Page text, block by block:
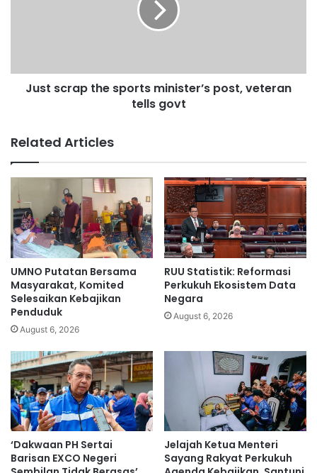
a
n
k
a
d
a
s
u
b
e
k
a
i
t
a
n
p
a
p
p
o
r
s
m
i
n
i
s
t
e
r
s
p
o
s
t
,
v
e
Just scrap the sports minister’s post, veteran
tells govt
Related Articles
UMNO Putatan Bersama
Masyarakat, Komited
Selesaikan Kebajikan
Penduduk
August 6, 2026
RUU Statistik: Reformasi
Perkukuh Ekosistem Data
Negara
August 6, 2026
‘Dakwaan PH Sertai
Barisan EXCO Negeri
Jelajah Ketua Menteri
Sayang Rakyat Perkukuh